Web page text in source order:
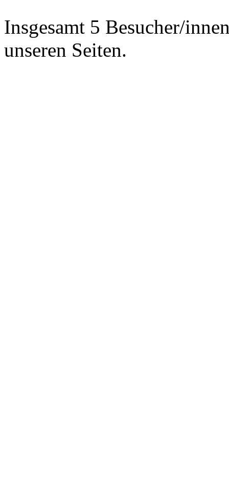
Insgesamt 5 Besucher/
unseren Seiten.